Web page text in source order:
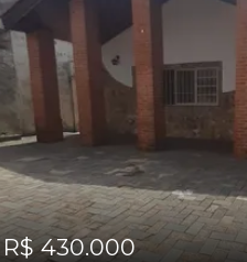
R$ 430.000